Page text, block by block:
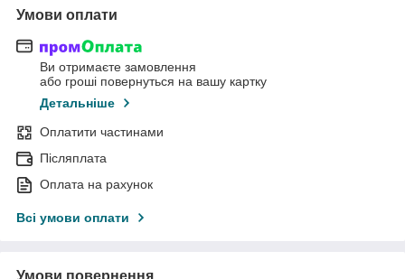
Умови оплати
Ви отримаєте замовлення
або гроші повернуться на вашу картку
Детальніше
Оплатити частинами
Післяплата
Оплата на рахунок
Всі умови оплати